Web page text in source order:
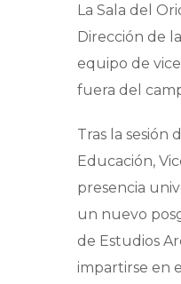
La Sala del
Dirección de
equipo de
fuera del
Tras la sesión
Educación,
presencia
un nuevo
de Estudios
impartirse en